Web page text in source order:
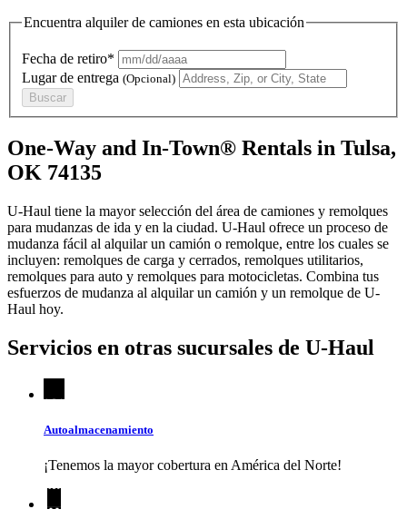
Encuentra alquiler de camiones en esta ubicación
Fecha de retiro*
Lugar de entrega (Opcional)
Buscar
One-Way and In-Town® Rentals in Tulsa,
OK 74135
U-Haul tiene la mayor selección del área de camiones y remolques
para mudanzas de ida y en la ciudad. U-Haul ofrece un proceso de
mudanza fácil al alquilar un camión o remolque, entre los cuales se
incluyen: remolques de carga y cerrados, remolques utilitarios,
remolques para auto y remolques para motocicletas. Combina tus
esfuerzos de mudanza al alquilar un camión y un remolque de U-
Haul hoy.
Servicios en otras sucursales de U-Haul
Autoalmacenamiento
¡Tenemos la mayor cobertura en América del Norte!